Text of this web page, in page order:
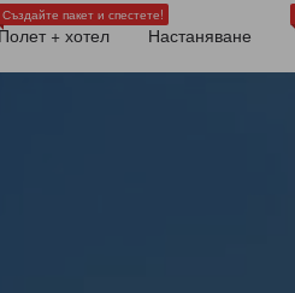
Създайте пакет и спестете!
Полет + хотел Настаняване